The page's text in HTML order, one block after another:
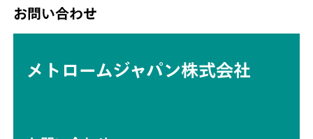
お問い合わせ
メトロームジャパン株式会社